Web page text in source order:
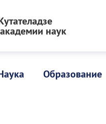
наук
Образование